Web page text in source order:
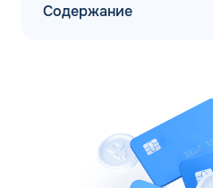
Содержание